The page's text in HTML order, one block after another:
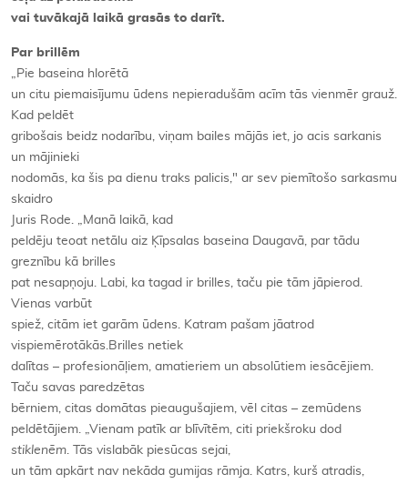
vai tuvākajā laikā grasās to darīt.
Par brillēm
„Pie baseina hlorētā
un citu piemaisījumu ūdens nepieradušām acīm tās vienmēr grauž.
Kad peldēt
gribošais beidz nodarību, viņam bailes mājās iet, jo acis sarkanis
un mājinieki
nodomās, ka šis pa dienu traks palicis," ar sev piemītošo sarkasmu
skaidro
Juris Rode. „Manā laikā, kad
peldēju teoat netālu aiz Ķīpsalas baseina Daugavā, par tādu
greznību kā brilles
pat nesapņoju. Labi, ka tagad ir brilles, taču pie tām jāpierod.
Vienas varbūt
spiež, citām iet garām ūdens. Katram pašam jāatrod
vispiemērotākās.Brilles netiek
dalītas – profesionāļiem, amatieriem un absolūtiem iesācējiem.
Taču savas paredzētas
bērniem, citas domātas pieaugušajiem, vēl citas – zemūdens
peldētājiem. „Vienam patīk ar blīvītēm, citi priekšroku dod
stiklenēm . Tās vislabāk piesūcas sejai,
un tām apkārt nav nekāda gumijas rāmja. Katrs, kurš atradis,